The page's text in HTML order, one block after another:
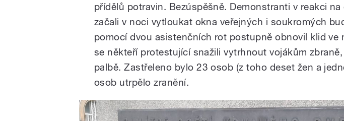
přídělů potravin. Bezúspěšně. Demonstranti v reakci
začali v noci vytloukat okna veřejných i soukromých
pomocí dvou asistenčních rot postupně obnovil klid ve
se někteří protestující snažili vytrhnout vojákům
palbě. Zastřeleno bylo 23 osob (z toho deset žen a
osob utrpělo zranění.